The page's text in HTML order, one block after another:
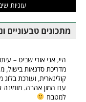
עוגיות
מתכונים טבעוניים
היי, אני אורי שביט –
מדריכת סדנאות בישול,
קולינארית, ועורכת בלוג
עם המון אהבה. מזמינה
למטבח